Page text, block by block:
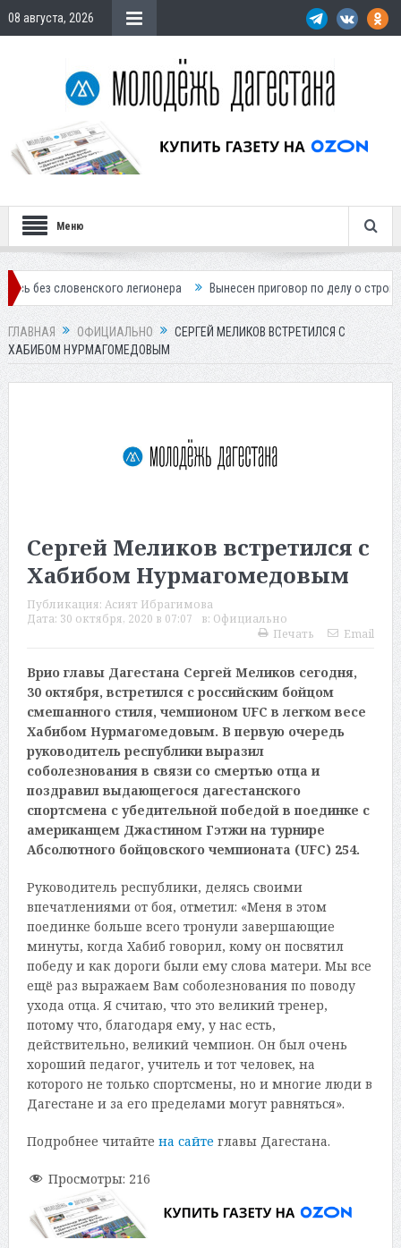
08 августа, 2026
Меню
легионера Вынесен приговор по делу о строительстве
ГЛАВНАЯ ОФИЦИАЛЬНО
СЕРГЕЙ МЕЛИКОВ ВСТРЕТИЛСЯ С
ХАБИБОМ НУРМАГОМЕДОВЫМ
Сергей Меликов встретился с
Хабибом Нурмагомедовым
Публикация: Асият Ибрагимова
Дата: 30 октября, 2020 в 07:07 в: Официально
Печать
Email
Врио главы Дагестана Сергей Меликов сегодня,
30 октября, встретился с российским бойцом
смешанного стиля, чемпионом UFC в легком весе
Хабибом Нурмагомедовым. В первую очередь
руководитель республики выразил
соболезнования в связи со смертью отца и
поздравил выдающегося дагестанского
спортсмена с убедительной победой в поединке с
американцем Джастином Гэтжи на турнире
Абсолютного бойцовского чемпионата (UFC) 254.
Руководитель республики, делясь своими
впечатлениями от боя, отметил: «Меня в этом
поединке больше всего тронули завершающие
минуты, когда Хабиб говорил, кому он посвятил
победу и как дороги были ему слова матери. Мы все
ещё раз выражаем Вам соболезнования по поводу
ухода отца. Я считаю, что это великий тренер,
потому что, благодаря ему, у нас есть,
действительно, великий чемпион. Он был очень
хороший педагог, учитель и тот человек, на
которого не только спортсмены, но и многие люди в
Дагестане и за его пределами могут равняться».
Подробнее читайте на сайте главы Дагестана.
Просмотры: 216